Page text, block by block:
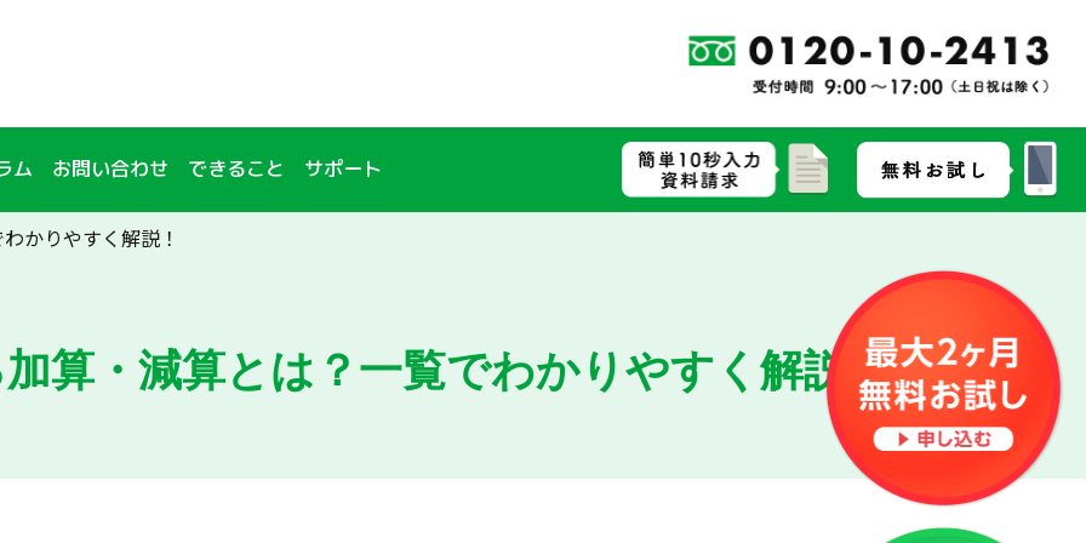
ム お問い合わせ できること サポート
かりやすく解説！
算・減算とは？一覧でわかりやすく解説！